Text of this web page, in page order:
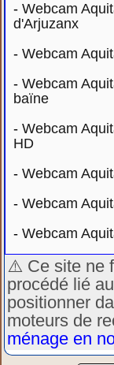
-Webcam
d'Arjuzanx
-Webcam
-Webcam
baïne
-Webcam
HD
-Webcam
-Webcam
-Webcam
⚠️ Ce site ne
procédé lié
positionner
moteurs de
ménage en